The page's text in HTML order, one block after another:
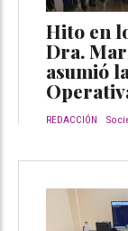
Hito en
Dra.
asumió
REDACCIÓN